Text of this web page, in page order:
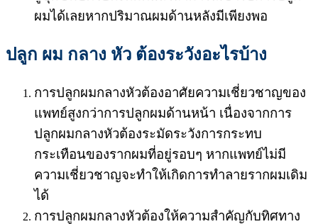
ผมได้เลยหากปริมาณผมด้านหลังมีเพียงพอ
ปลูก ผม กลาง หัว ต้องระวังอะไรบ้าง
การปลูกผมกลางหัวต้องอาศัยความเชี่ยวชาญของ
แพทย์สูงกว่าการปลูกผมด้านหน้า เนื่องจากการ
ปลูกผมกลางหัวต้องระมัดระวังการกระทบ
กระเทือนของรากผมที่อยู่รอบๆ หากแพทย์ไม่มี
ความเชี่ยวชาญจะทำให้เกิดการทำลายรากผมเดิม
ได้
การปลูกผมกลางหัวต้องให้ความสำคัญกับทิศทาง